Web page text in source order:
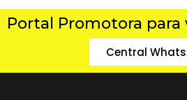
Portal Promotora para
Central